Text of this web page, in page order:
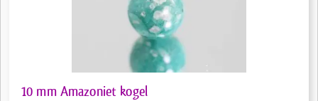
10 mm Amazoniet kogel